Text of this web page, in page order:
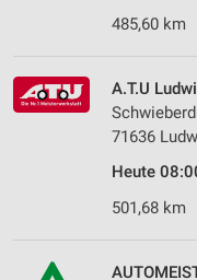
485,60 km
A.T.U
71636
Heute
501,68 km